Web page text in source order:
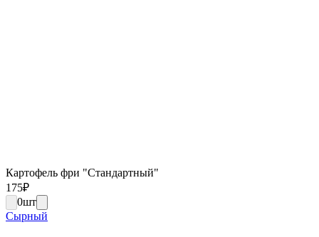
Картофель фри "Стандартный"
175₽
0шт
Сырный